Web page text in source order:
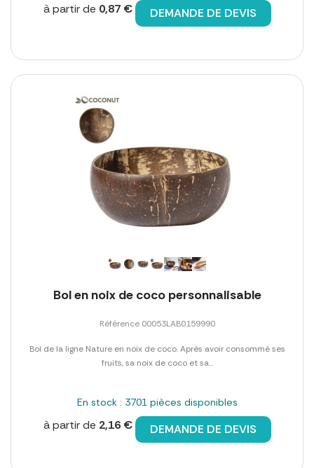
à partir de 0,87 € DEMANDE DE DEVIS
Bol en noix de coco personnalisable
Référence 00053LAB0159990
Bol de la ligne Nature en noix de coco. Après avoir consommé ses
fruits, sa noix de coco et sa...
En stock : 3701 pièces disponibles
à partir de 2,16 € DEMANDE DE DEVIS